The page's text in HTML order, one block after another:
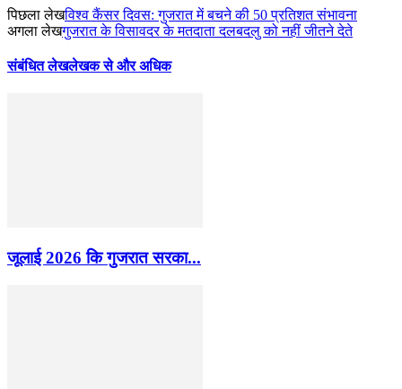
पिछला लेखविश्व कैंसर दिवस: गुजरात में बचने की 50 प्रतिशत संभावना
अगला लेखगुजरात के विसावदर के मतदाता दलबदलु को नहीं जीतने देते
संबंधित लेखलेखक से और अधिक
जूलाई 2026 कि गुजरात सरका...